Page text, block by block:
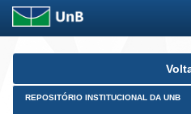
Skip
REPOSITÓRIO INSTITUCIONAL DA UNB